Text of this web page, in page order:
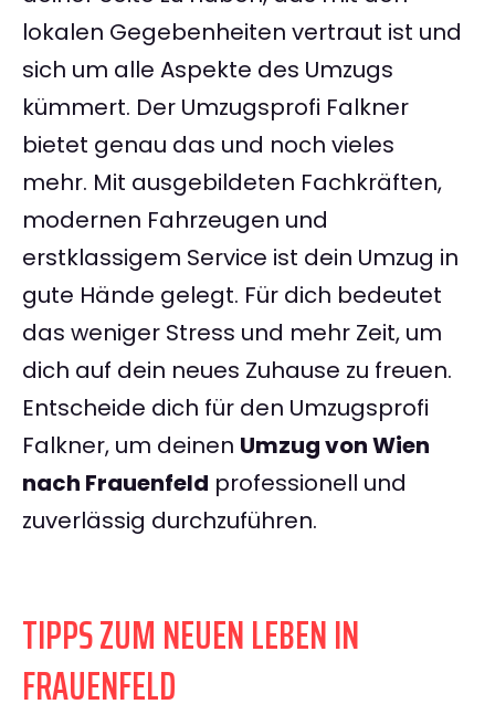
lokalen Gegebenheiten vertraut ist und
sich um alle Aspekte des Umzugs
kümmert. Der Umzugsprofi Falkner
bietet genau das und noch vieles
mehr. Mit ausgebildeten Fachkräften,
modernen Fahrzeugen und
erstklassigem Service ist dein Umzug in
gute Hände gelegt. Für dich bedeutet
das weniger Stress und mehr Zeit, um
dich auf dein neues Zuhause zu freuen.
Entscheide dich für den Umzugsprofi
Falkner, um deinen Umzug von Wien
nach Frauenfeld professionell und
zuverlässig durchzuführen.
TIPPS ZUM NEUEN LEBEN IN
FRAUENFELD